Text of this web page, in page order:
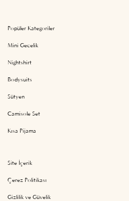
Popüler Kategoriler
Mini Gecelik
Nightshirt
Bodysuits
Sütyen
Camisole Set
Kısa Pijama
Site İçerik
Çerez Politikası
Gizlilik ve Güvelik